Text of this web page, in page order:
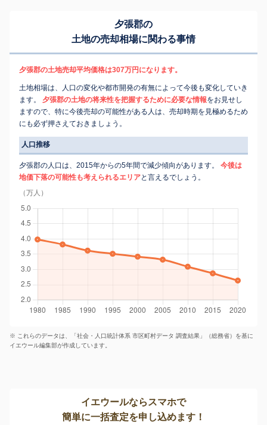
夕張郡の
土地の売却相場に関わる事情
夕張郡の土地売却平均価格は307万円になります。
土地相場は、人口の変化や都市開発の有無によって今後も変化していき
ます。
夕張郡の土地の将来性を把握するために必要な情報をお見せし
ますので、特に今後売却の可能性がある人は、売却時期を見極めるため
にも必ず押さえておきましょう。
人口推移
夕張郡の人口は、2015年からの5年間で減少傾向があります。
今後は
地価下落の可能性も考えられるエリアと言えるでしょう。
（万人）
※ これらのデータは、「社会・人口統計体系 市区町村データ 調査結果」（総務省）を基に
イエウール編集部が作成しています。
イエウールならスマホで
簡単に一括査定を申し込めます！